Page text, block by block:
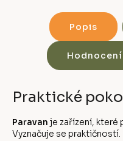
Popis
Hodnocení
Praktické
Paravan je zařízení, které
Vyznačuje se